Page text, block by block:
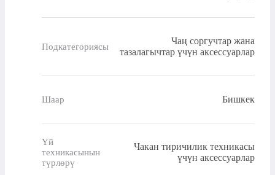
Подкатегориясы
Чаң соргучтар жана
тазалагычтар үчүн аксессуарлар
Шаар Бишкек
Үй
техникасынын
түрлөрү
Чакан тиричилик техникасы
үчүн аксессуарлар